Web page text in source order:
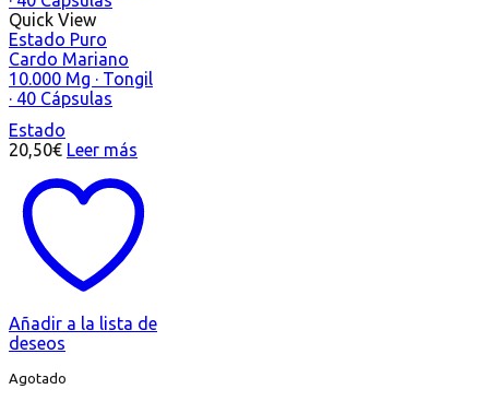
Quick View
Estado Puro
Cardo Mariano
10.000 Mg · Tongil
· 40 Cápsulas
Estado
20,50€ Leer más
Añadir a la lista de
deseos
Agotado